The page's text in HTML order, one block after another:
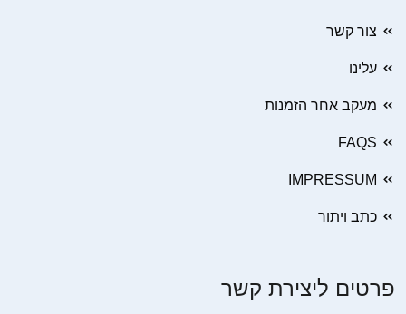
צור קשר
עלינו
מעקב אחר הזמנות
FAQS
IMPRESSUM
כתב ויתור
פרטים ליצירת קשר